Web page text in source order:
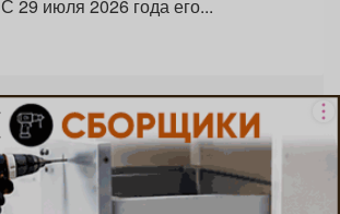
#Новокузнецк С 29 июля 2026 года его...